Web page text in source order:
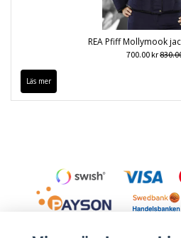
REA Pfiff Mollymook
700.00 kr
Läs mer